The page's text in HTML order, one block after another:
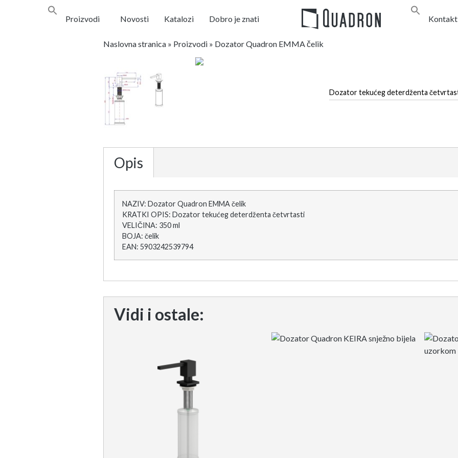
Proizvodi Novosti Katalozi Dobro je znati Kontakt
Naslovna stranica» Proizvodi» Dozator Quadron EMMA čelik
Dozator tekućeg deterdženta
Opis
NAZIV: Dozator Quadron EMMA čelik
KRATKI OPIS: Dozator tekućeg deterdženta četvrtasti
VELIČINA: 350 ml
BOJA: čelik
EAN: 5903242539794
Vidi i ostale: